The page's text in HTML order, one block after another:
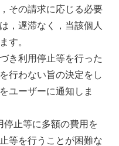
その請求に応じる必要
，遅滞なく，当該個人
す。
き利用停止等を行った
行わない旨の決定をし
ユーザーに通知しま
停止等に多額の費用を
等を行うことが困難な